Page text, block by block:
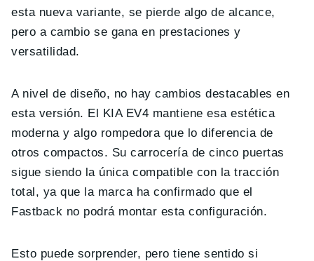
esta nueva variante, se pierde algo de alcance,
pero a cambio se gana en prestaciones y
versatilidad.
A nivel de diseño, no hay cambios destacables en
esta versión. El KIA EV4 mantiene esa estética
moderna y algo rompedora que lo diferencia de
otros compactos. Su carrocería de cinco puertas
sigue siendo la única compatible con la tracción
total, ya que la marca ha confirmado que el
Fastback no podrá montar esta configuración.
Esto puede sorprender, pero tiene sentido si